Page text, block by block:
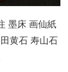
墨床 画仙紙
黄石 寿山石